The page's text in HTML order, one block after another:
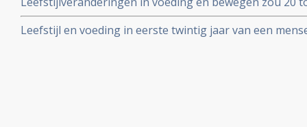
emissie in onze gezondheid
vormen van kanker en overlijden daaraan kunnen
70 procent.
Leefstijl en voeding in eerste twintig jaar van een